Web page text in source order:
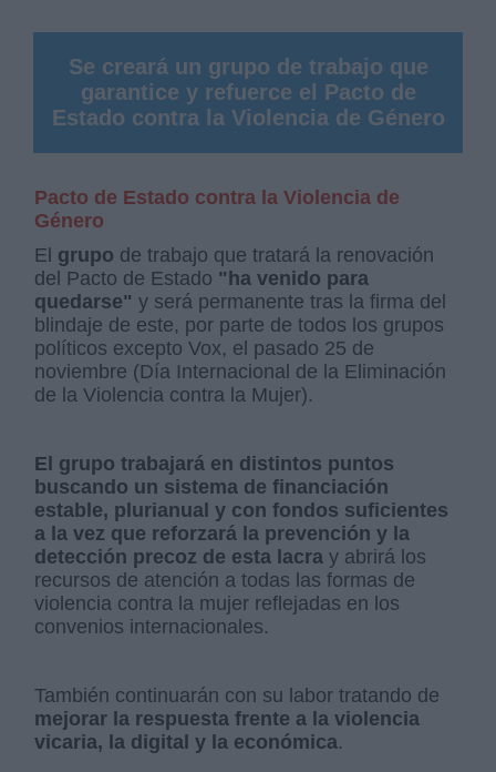
Se creará un grupo de trabajo que
garantice y refuerce el Pacto de
Estado contra la Violencia de Género
Pacto de Estado contra la Violencia de
Género
El grupo de trabajo que tratará la renovación
del Pacto de Estado "ha venido para
quedarse" y será permanente tras la firma del
blindaje de este, por parte de todos los grupos
políticos excepto Vox, el pasado 25 de
noviembre (Día Internacional de la Eliminación
de la Violencia contra la Mujer).
El grupo trabajará en distintos puntos
buscando un sistema de financiación
estable, plurianual y con fondos suficientes
a la vez que reforzará la prevención y la
detección precoz de esta lacra y abrirá los
recursos de atención a todas las formas de
violencia contra la mujer reflejadas en los
convenios internacionales.
También continuarán con su labor tratando de
mejorar la respuesta frente a la violencia
vicaria, la digital y la económica.